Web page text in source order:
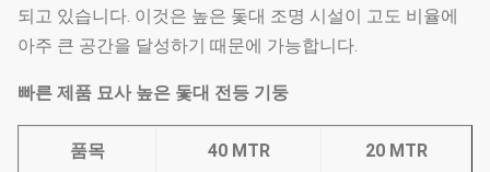
되고 있습니다. 이것은 높은 돛대 조명 시설이 고도 비율에
아주 큰 공간을 달성하기 때문에 가능합니다.
빠른 제품 묘사 높은 돛대 전등 기둥
품목 40 MTR 20 MTR